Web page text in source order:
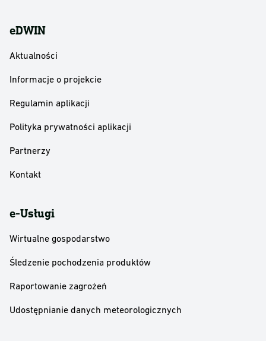
eDWIN
Aktualności
Informacje o projekcie
Regulamin aplikacji
Polityka prywatności aplikacji
Partnerzy
Kontakt
e-Usługi
Wirtualne gospodarstwo
Śledzenie pochodzenia produktów
Raportowanie zagrożeń
Udostępnianie danych meteorologicznych